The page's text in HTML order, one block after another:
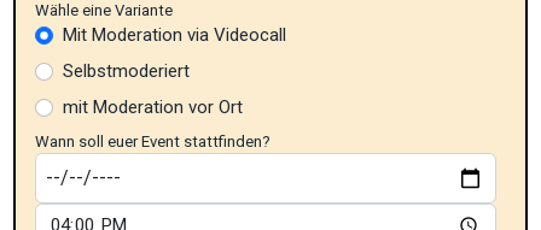
Wähle eine Variante
Mit Moderation via Videocall
Selbstmoderiert
mit Moderation vor Ort
Wann soll euer Event stattfinden?